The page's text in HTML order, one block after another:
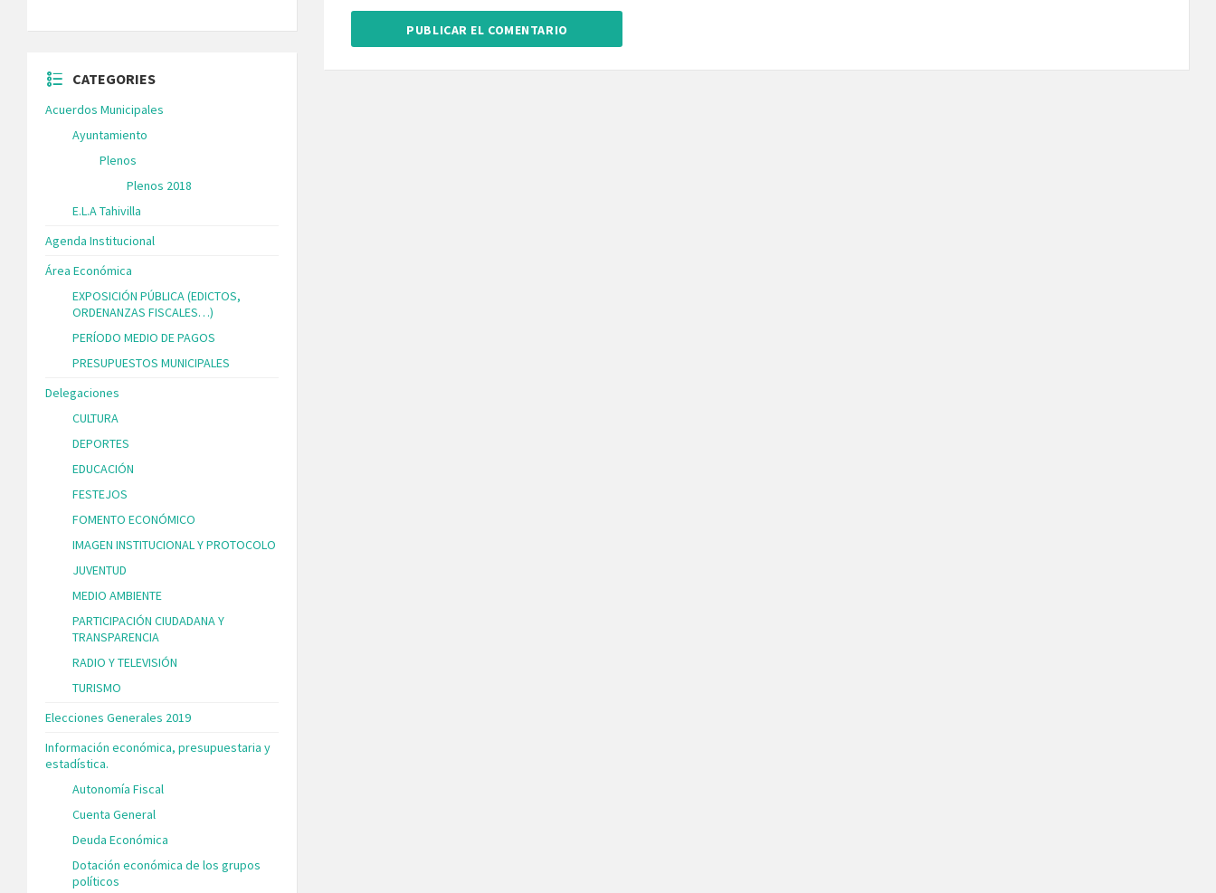
CATEGORIES
Acuerdos Municipales
Ayuntamiento
Plenos
Plenos 2018
E.L.A Tahivilla
Agenda Institucional
Área Económica
EXPOSICIÓN PÚBLICA (EDICTOS,
ORDENANZAS FISCALES…)
PERÍODO MEDIO DE PAGOS
PRESUPUESTOS MUNICIPALES
Delegaciones
CULTURA
DEPORTES
EDUCACIÓN
FESTEJOS
FOMENTO ECONÓMICO
IMAGEN INSTITUCIONAL Y PROTOCOLO
JUVENTUD
MEDIO AMBIENTE
PARTICIPACIÓN CIUDADANA Y
TRANSPARENCIA
RADIO Y TELEVISIÓN
TURISMO
Elecciones Generales 2019
Información económica, presupuestaria y
estadística.
Autonomía Fiscal
Cuenta General
Deuda Económica
Dotación económica de los grupos
políticos